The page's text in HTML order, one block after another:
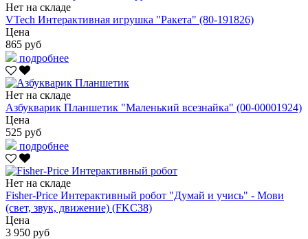
Нет на складе
VTech Интерактивная игрушка "Ракета" (80-191826)
Цена
865 руб
подробнее
Нет на складе
Азбукварик Планшетик "Маленький всезнайка" (00-00001924)
Цена
525 руб
подробнее
Нет на складе
Fisher-Price Интерактивный робот "Думай и учись" - Мови
(свет, звук, движение) (FKC38)
Цена
3 950 руб